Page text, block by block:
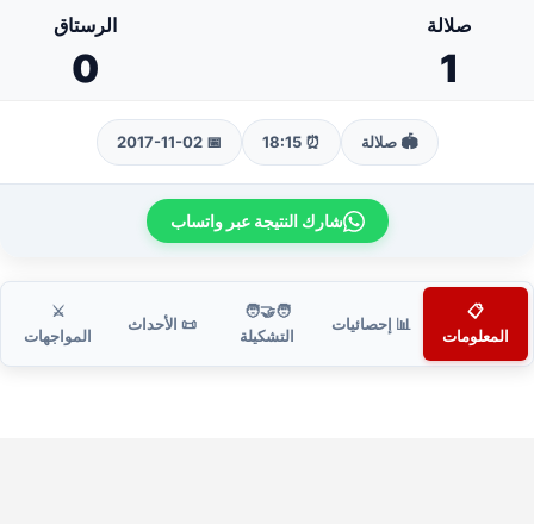
صلالة
1
الرستاق
0
🏟️ صلالة ⏰ 18:15
📅 2017-11-02
شارك النتيجة عبر واتساب
📋
المعلومات
📊 إحصائيات
🧑‍🤝‍🧑
التشكيلة
📜 الأحداث
⚔️
المواجهات